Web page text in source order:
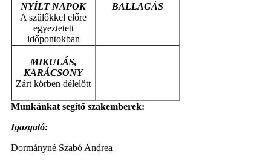
NYÍLT NAPOK
A szülőkkel előre
egyeztetett
időpontokban
BALLAGÁS
MIKULÁS,
KARÁCSONY
Zárt körben délelőtt
Munkánkat segítő szakemberek:
Igazgató:
Dormányné Szabó Andrea